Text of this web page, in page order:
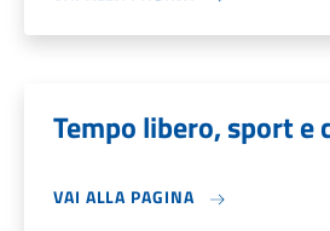
Tempo libero, sport e
VAI ALLA PAGINA